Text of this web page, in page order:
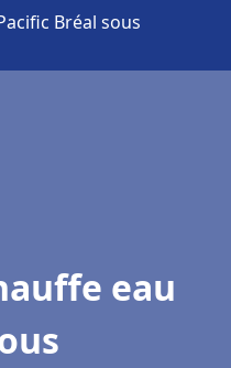
Bréal sous
eau